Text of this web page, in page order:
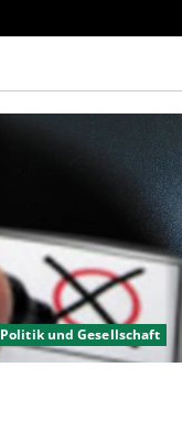
Politik und Gesellschaft